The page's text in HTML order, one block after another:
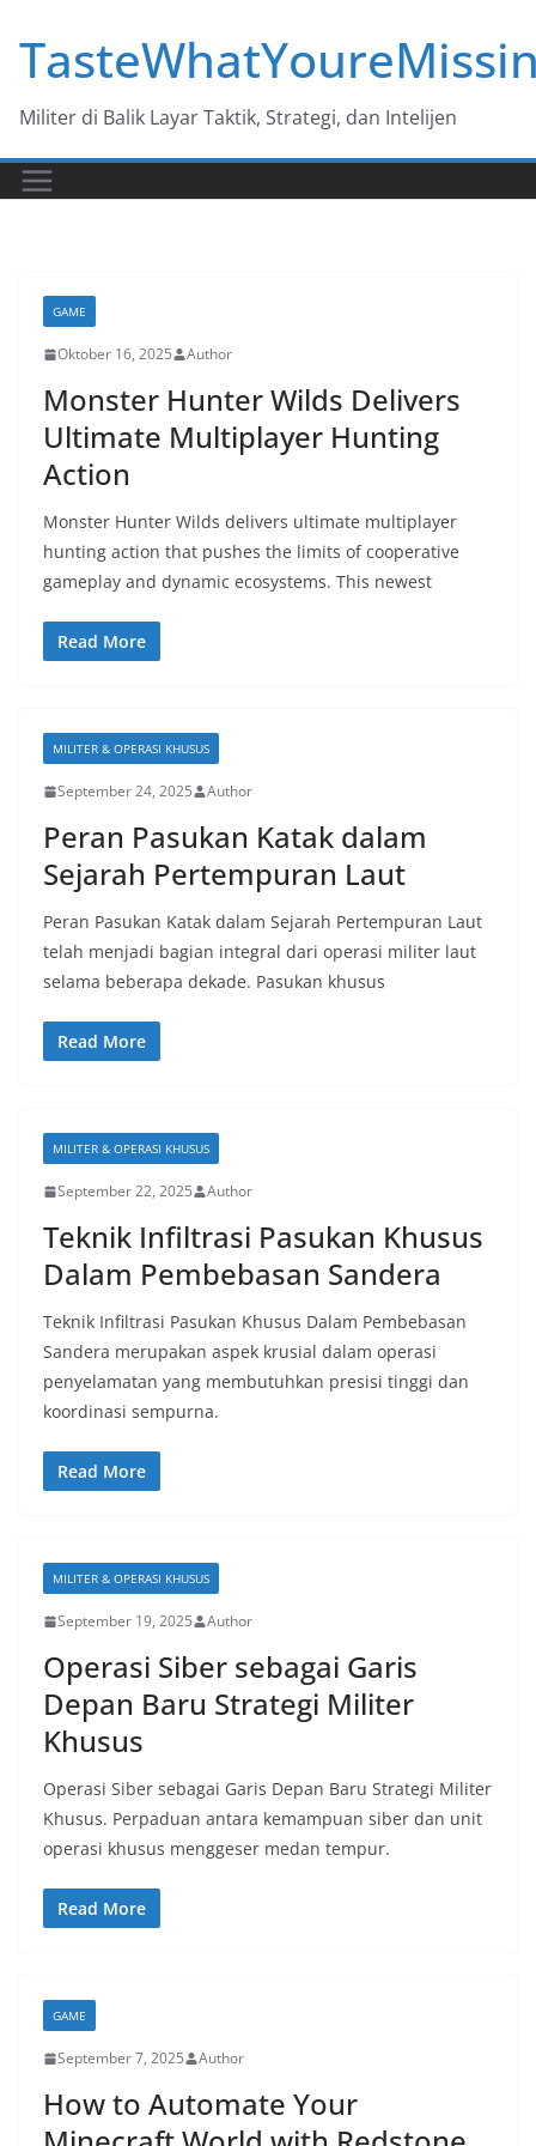
content
Militer di Balik Layar Taktik, Strategi, dan Intelijen
GAME
Oktober 16, 2025 Author
Monster Hunter Wilds Delivers
Ultimate Multiplayer Hunting
Action
Monster Hunter Wilds delivers ultimate multiplayer
hunting action that pushes the limits of cooperative
gameplay and dynamic ecosystems. This newest
Read More
MILITER & OPERASI KHUSUS
September 24, 2025 Author
Peran Pasukan Katak dalam
Sejarah Pertempuran Laut
Peran Pasukan Katak dalam Sejarah Pertempuran Laut
telah menjadi bagian integral dari operasi militer laut
selama beberapa dekade. Pasukan khusus
Read More
MILITER & OPERASI KHUSUS
September 22, 2025 Author
Teknik Infiltrasi Pasukan Khusus
Dalam Pembebasan Sandera
Teknik Infiltrasi Pasukan Khusus Dalam Pembebasan
Sandera merupakan aspek krusial dalam operasi
penyelamatan yang membutuhkan presisi tinggi dan
koordinasi sempurna.
Read More
MILITER & OPERASI KHUSUS
September 19, 2025 Author
Operasi Siber sebagai Garis
Depan Baru Strategi Militer
Khusus
Operasi Siber sebagai Garis Depan Baru Strategi Militer
Khusus. Perpaduan antara kemampuan siber dan unit
operasi khusus menggeser medan tempur.
Read More
GAME
September 7, 2025 Author
How to Automate Your